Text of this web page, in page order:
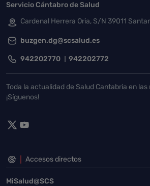
Servicio Cántabro de Salud
Cardenal Herrera Oria, S/N 39011
buzgen.dg@scsalud.es
942202770 942202772
Toda la actualidad de Salud Cantabria en las
¡Síguenos!
Accesos directos
MiSalud@SCS